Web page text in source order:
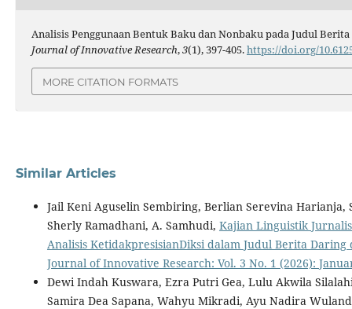
Analisis Penggunaan Bentuk Baku dan Nonbaku pada Judul
Journal of Innovative Research,3(1), 397-405.https://doi.org/
MORE CITATION FORMATS
Similar Articles
Jail Keni Aguselin Sembiring, Berlian Serevina
Sherly Ramadhani, A. Samhudi, Kajian Linguistik
Analisis KetidakpresisianDiksi dalam Judul Berita
Journal of Innovative Research: Vol. 3 No. 1 (2026):
Dewi Indah Kuswara, Ezra Putri Gea, Lulu Akwila
Samira Dea Sapana, Wahyu Mikradi, Ayu Nadira